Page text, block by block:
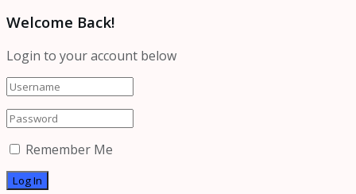
Welcome Back!
Login to your account below
Remember Me